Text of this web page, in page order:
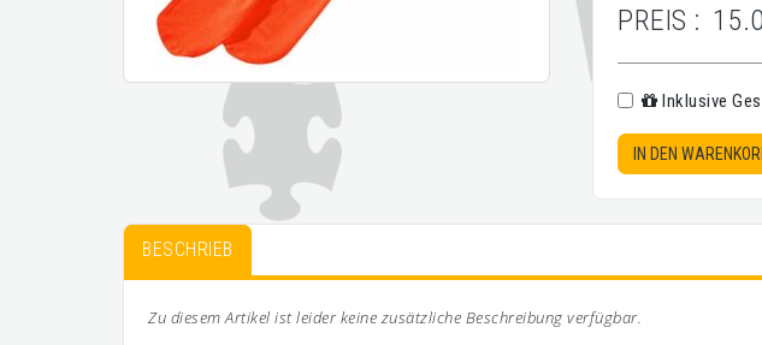
PREIS :
Inklusive
IN DEN
BESCHRIEB
Zu diesem Artikel ist leider keine zusätzliche Beschreibung verfügbar.